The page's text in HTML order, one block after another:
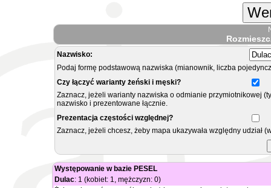
Nazwisko:
Podaj formę podstawową nazwiska (mianownik, liczba
Czy łączyć warianty żeński i męski?
Zaznacz, jeżeli warianty nazwiska o odmianie przymiotnikowej
nazwisko i prezentowane łącznie.
Prezentacja częstości względnej?
Zaznacz, jeżeli chcesz, żeby mapa ukazywała względny
Występowanie w bazie PESEL
Dulac: 1 (kobiet: 1, mężczyzn: 0)